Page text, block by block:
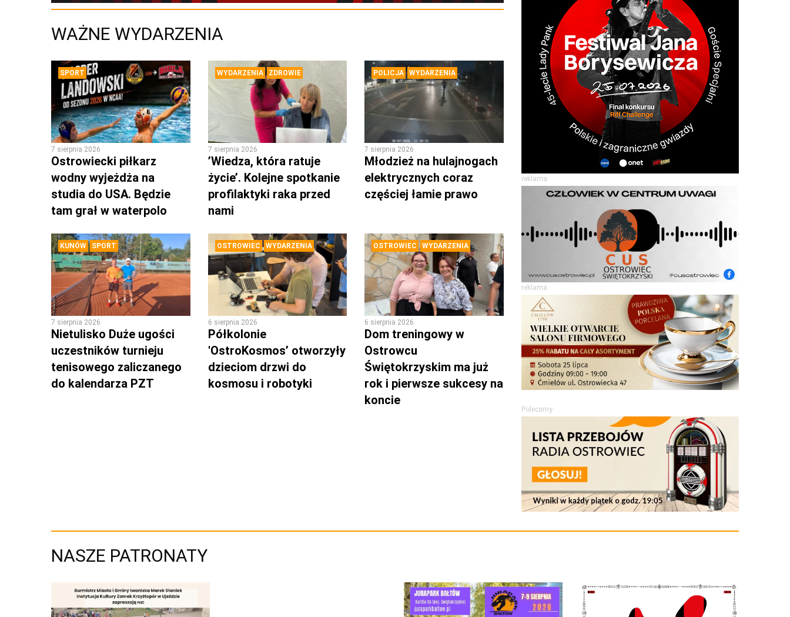
WAŻNE WYDARZENIA
SPORT
7 sierpnia 2026
Ostrowiecki piłkarz
wodny wyjeżdża na
studia do USA. Będzie
tam grał w waterpolo
WYDARZENIA ZDROWIE
7 sierpnia 2026
’Wiedza, która ratuje
życie’. Kolejne spotkanie
profilaktyki raka przed
nami
POLICJA WYDARZENIA
7 sierpnia 2026
Młodzież na hulajnogach
elektrycznych coraz
częściej łamie prawo
KUNÓW SPORT
7 sierpnia 2026
Nietulisko Duże ugości
uczestników turnieju
tenisowego zaliczanego
do kalendarza PZT
OSTROWIEC WYDARZENIA
6 sierpnia 2026
Półkolonie
'OstroKosmos’ otworzyły
dzieciom drzwi do
kosmosu i robotyki
OSTROWIEC WYDARZENIA
6 sierpnia 2026
Dom treningowy w
Ostrowcu
Świętokrzyskim ma już
rok i pierwsze sukcesy na
koncie
reklama
reklama
Polecamy
NASZE PATRONATY